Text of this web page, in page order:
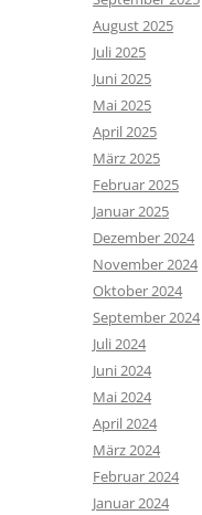
August 2025
Juli 2025
Juni 2025
Mai 2025
April 2025
März 2025
Februar 2025
Januar 2025
Dezember 2024
November 2024
Oktober 2024
September 2024
Juli 2024
Juni 2024
Mai 2024
April 2024
März 2024
Februar 2024
Januar 2024